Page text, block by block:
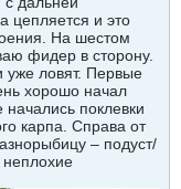
цепляется и это
На шестом
фидер в сторону.
ловят. Первые
хорошо начал
поклевки
карпа. Справа от
– подуст/
неплохие